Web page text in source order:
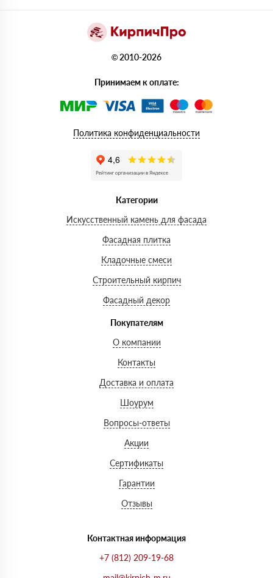
© 2010-2026
Принимаем к оплате:
Политика конфиденциальности
Категории
Искусственный камень для фасада
Фасадная плитка
Кладочные смеси
Строительный кирпич
Фасадный декор
Покупателям
О компании
Контакты
Доставка и оплата
Шоурум
Вопросы-ответы
Акции
Сертификаты
Гарантии
Отзывы
Контактная информация
+7 (812) 209-19-68